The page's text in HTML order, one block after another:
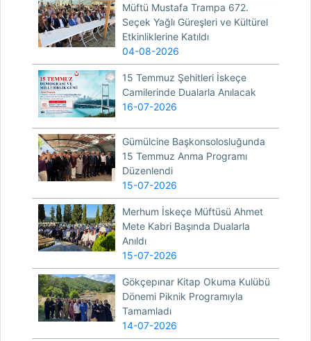
Müftü Mustafa Trampa 672.
Seçek Yağlı Güreşleri ve Kültürel
Etkinliklerine Katıldı
04-08-2026
15 Temmuz Şehitleri İskeçe
Camilerinde Dualarla Anılacak
16-07-2026
Gümülcine Başkonsolosluğunda
15 Temmuz Anma Programı
Düzenlendi
15-07-2026
Merhum İskeçe Müftüsü Ahmet
Mete Kabri Başında Dualarla
Anıldı
15-07-2026
Gökçepınar Kitap Okuma Kulübü
Dönemi Piknik Programıyla
Tamamladı
14-07-2026